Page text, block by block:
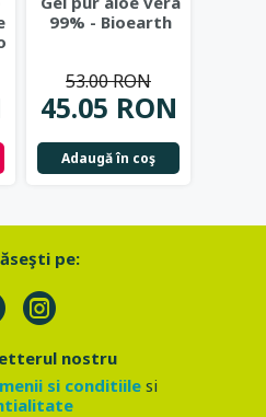
99% - Bioearth
45.05 RON
53.00 RON
Adaugă în coş
pe:
nostru
si conditiilesi